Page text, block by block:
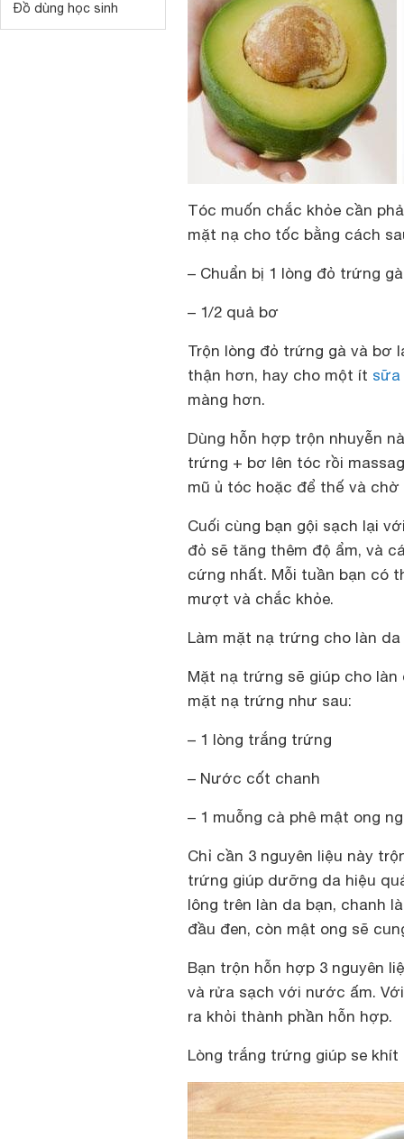
Đồ dùng học sinh
Tóc muốn chắc khỏe cần
mặt nạ cho tốc bằng cách
– Chuẩn bị 1 lòng đỏ trứng gà
– 1/2 quả bơ
Trộn lòng đỏ trứng gà và bơ
thận hơn, hay cho một ít sữa
màng hơn.
Dùng hỗn hợp trộn nhuyễn
trứng + bơ lên tóc rồi
mũ ủ tóc hoặc để thế và chờ
Cuối cùng bạn gội sạch lại
đỏ sẽ tăng thêm độ ẩm, và
cứng nhất. Mỗi tuần bạn có
mượt và chắc khỏe.
Làm mặt nạ trứng cho làn
Mặt nạ trứng sẽ giúp cho làn
mặt nạ trứng như sau:
– 1 lòng trắng trứng
– Nước cốt chanh
– 1 muỗng cà phê mật ong
Chỉ cần 3 nguyên liệu này
trứng giúp dưỡng da hiệu
lông trên làn da bạn, chanh
đầu đen, còn mật ong sẽ
Bạn trộn hỗn hợp 3 nguyên
và rửa sạch với nước ấm.
ra khỏi thành phần hỗn hợp.
Lòng trắng trứng giúp se khít